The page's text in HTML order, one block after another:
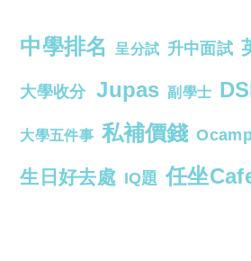
中學排名 呈分試 升中面試
大學收分 Jupas 副學士
大學五件事 私補價錢
生日好去處 IQ題 任坐